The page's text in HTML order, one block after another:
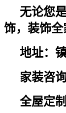
无论您
饰，装饰全
地址：
家装咨
全屋定